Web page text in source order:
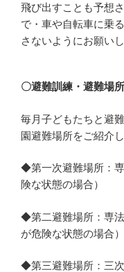
飛び出すことも予想
で・車や自転車に乗
さないようにお願いし
〇避難訓練・避難場
毎月子どもたちと避
園避難場所をご紹介し
◆第一次避難場所：
険な状態の場合）
◆第二避難場所：専
が危険な状態の場合）
◆第三避難場所：三